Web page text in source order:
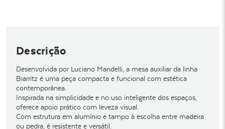
Descrição
Desenvolvida por Luciano Mandelli, a mesa auxiliar da linha
Biarritz é uma peça compacta e funcional com estética
contemporânea.
Inspirada na simplicidade e no uso inteligente dos espaços,
oferece apoio prático com leveza visual.
Com estrutura em alumínio e tampo à escolha entre madeira
ou pedra, é resistente e versátil.